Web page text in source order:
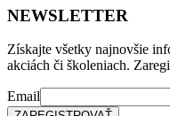
vybrať
NEWSLETTER
Získajte všetky najnovšie
akciách či školeniach.
Email